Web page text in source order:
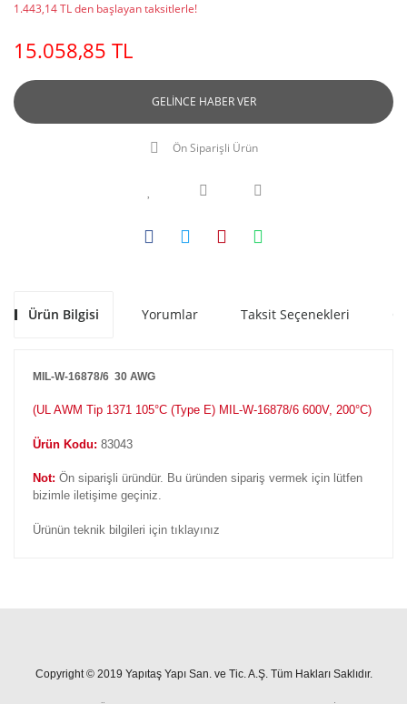
1.443,14 TL den başlayan taksitlerle!
15.058,85 TL
GELİNCE HABER VER
Ön Siparişli Ürün
Ürün Bilgisi Yorumlar Taksit Seçenekleri
MIL-W-16878/6 30 AWG
(UL AWM Tip 1371 105°C (Type E) MIL-W-16878/6 600V, 200°C)
Ürün Kodu: 83043
Not: Ön siparişli üründür. Bu üründen sipariş vermek için lütfen
bizimle iletişime geçiniz.
Ürünün teknik bilgileri için tıklayınız
Copyright © 2019 Yapıtaş Yapı San. ve Tic. A.Ş. Tüm Hakları Saklıdır.